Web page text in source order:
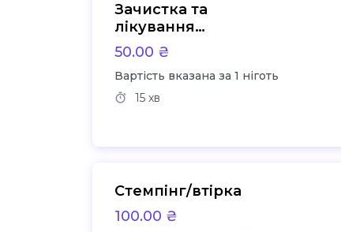
Зачистка та
лікування
оніхолізису
50.00 ₴
Вартість вказана за 1 ніготь
15 хв
Стемпінг/втірка
100.00 ₴